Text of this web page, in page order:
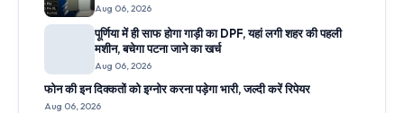
Aug 06, 2026
पूर्णिया में ही साफ होगा गाड़ी का DPF, यहां लगी शहर की पहली
मशीन, बचेगा पटना जाने का खर्च
Aug 06, 2026
फोन की इन दिक्कतों को इग्नोर करना पड़ेगा भारी, जल्दी करें रिपेयर
Aug 06, 2026